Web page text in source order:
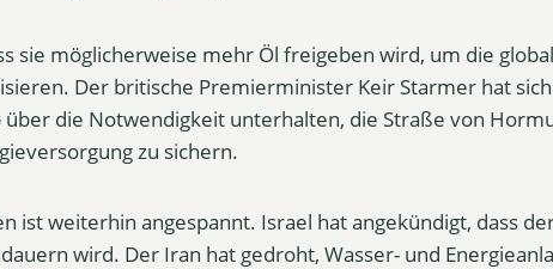
sie möglicherweise mehr Öl freigeben wird, um die
Der britische Premierminister Keir Starmer hat
über die Notwendigkeit unterhalten, die Straße von
zu sichern.
ist weiterhin angespannt. Israel hat angekündigt, dass
wird. Der Iran hat gedroht, Wasser- und